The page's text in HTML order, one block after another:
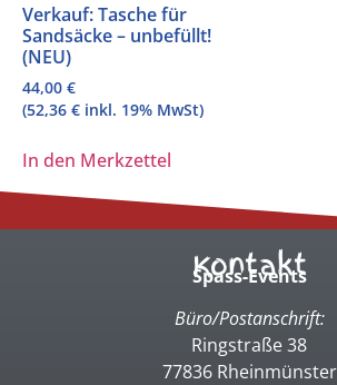
Verkauf: Tasche für
Sandsäcke – unbefüllt!
(NEU)
44,00 €
(52,36 € inkl. 19% MwSt)
In den Merkzettel
Kontakt
Spass-Events
Büro/Postanschrift:
Ringstraße 38
77836 Rheinmünster